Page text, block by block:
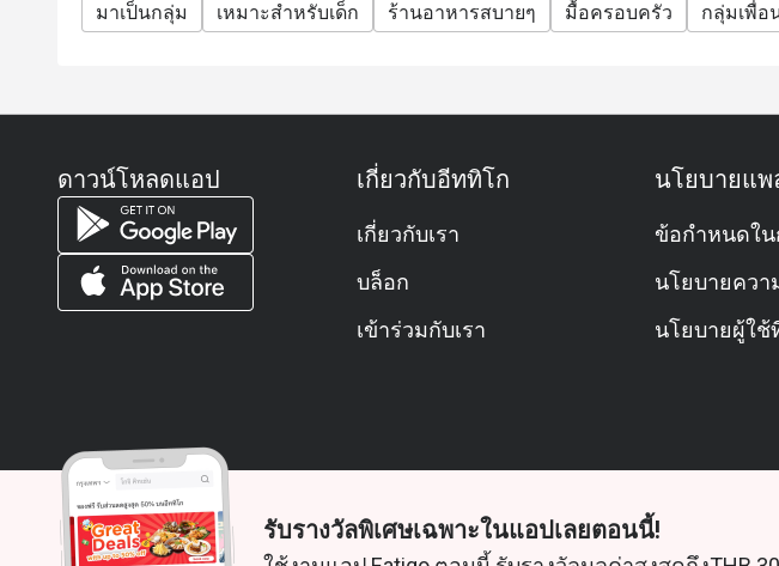
มาเป็นกลุ่ม เหมาะสำหรับเด็ก ร้านอาหารสบายๆ มื้อครอบครัว กลุ่มเพื่อ
ดาวน์โหลดแอป เกี่ยวกับอีททิโก
เกี่ยวกับเรา
บล็อก
เข้าร่วมกับเรา
นโยบายแ
ข้อกำหนดใน
นโยบายควา
นโยบายผู้ใช้
© 2026 Zoek. สงวนลิขสิทธิ์
รับรางวัลพิเศษเฉพาะในแอปเลยตอนนี้!